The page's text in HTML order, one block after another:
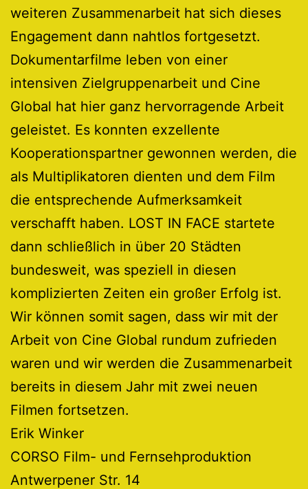
weiteren Zusammenarbeit hat sich dieses
Engagement dann nahtlos fortgesetzt.
Dokumentarfilme leben von einer
intensiven Zielgruppenarbeit und Cine
Global hat hier ganz hervorragende Arbeit
geleistet. Es konnten exzellente
Kooperationspartner gewonnen werden, die
als Multiplikatoren dienten und dem Film
die entsprechende Aufmerksamkeit
verschafft haben. LOST IN FACE startete
dann schließlich in über 20 Städten
bundesweit, was speziell in diesen
komplizierten Zeiten ein großer Erfolg ist.
Wir können somit sagen, dass wir mit der
Arbeit von Cine Global rundum zufrieden
waren und wir werden die Zusammenarbeit
bereits in diesem Jahr mit zwei neuen
Filmen fortsetzen.
Erik Winker
CORSO Film- und Fernsehproduktion
Antwerpener Str. 14